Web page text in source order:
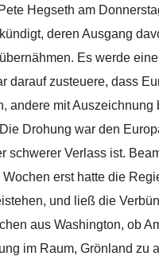
Hegseth am
deren Ausgang
Es werde
darauf zusteuere, dass
andere mit
Drohung war den
schwerer Verlass ist.
erst hatte die
und ließ die
aus Washington, ob
im Raum, Grönland zu